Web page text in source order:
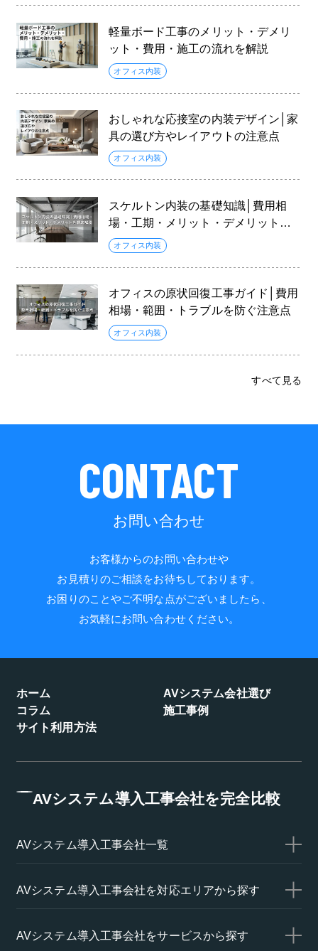
軽量ボード工事のメリット・デメリ
ット・費用・施工の流れを解説
オフィス内装
おしゃれな応接室の内装デザイン│家
具の選び方やレイアウトの注意点
オフィス内装
スケルトン内装の基礎知識│費用相
場・工期・メリット・デメリットを
徹底解説
オフィス内装
オフィスの原状回復工事ガイド│費用
相場・範囲・トラブルを防ぐ注意点
オフィス内装
すべて見る
CONTACT
お問い合わせ
お客様からのお問い合わせや
お見積りのご相談をお待ちしております。
お困りのことやご不明な点がございましたら、
お気軽にお問い合わせください。
ホーム
AVシステム会社選び
コラム
施工事例
サイト利用方法
AVシステム導入工事会社を完全比較
AVシステム導入工事会社一覧
AVシステム導入工事会社を対応エリアから探す
AVシステム導入工事会社をサービスから探す